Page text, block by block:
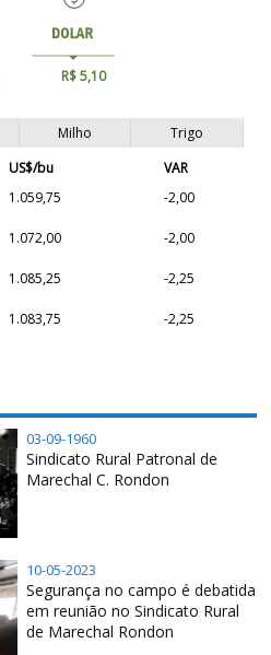
R$ 5,10
Milho
Trigo
US$/bu
VAR
1.059,75 -2,00
1.072,00 -2,00
1.085,25 -2,25
1.083,75 -2,25
03-09-1960
Sindicato Rural Patronal de
Marechal C. Rondon
10-05-2023
Segurança no campo é debatida
em reunião no Sindicato Rural
de Marechal Rondon